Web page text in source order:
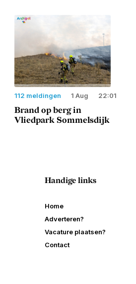
112 meldingen 1 Aug 22:01
Brand op berg in
Vliedpark Sommelsdijk
Handige links
Home
Adverteren?
Vacature plaatsen?
Contact